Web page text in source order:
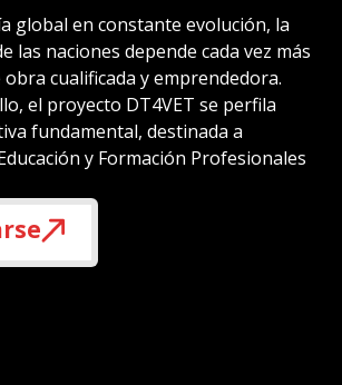
global en constante evolución, la
las naciones depende cada vez más
cualificada y emprendedora.
el proyecto DT4VET se perfila
fundamental, destinada a
y Formación Profesionales